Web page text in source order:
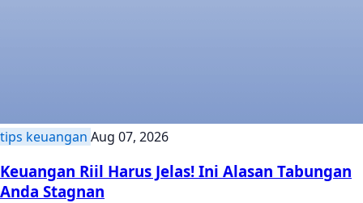
tips keuangan Aug 07, 2026
Keuangan Riil Harus Jelas! Ini Alasan Tabungan
Anda Stagnan